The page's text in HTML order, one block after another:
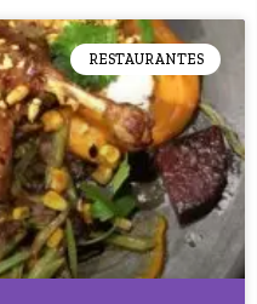
RESTAURANTES